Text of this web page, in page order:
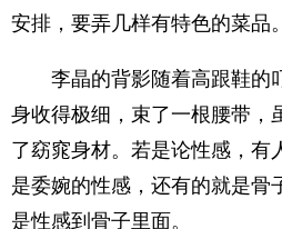
安排，要弄几样有特色的菜品
李晶的背影随着高跟鞋的
身收得极细，束了一根腰带，
了窈窕身材。若是论性感，有
是委婉的性感，还有的就是骨
是性感到骨子里面。